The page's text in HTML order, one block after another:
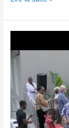
:Inauguration
l’Agosse
qui
lutte
contre
l'obésité